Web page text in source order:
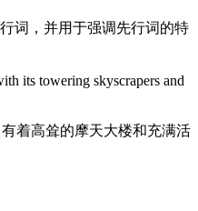
词，并用于强调先行词的特
its towering skyscrapers and
着高耸的摩天大楼和充满活